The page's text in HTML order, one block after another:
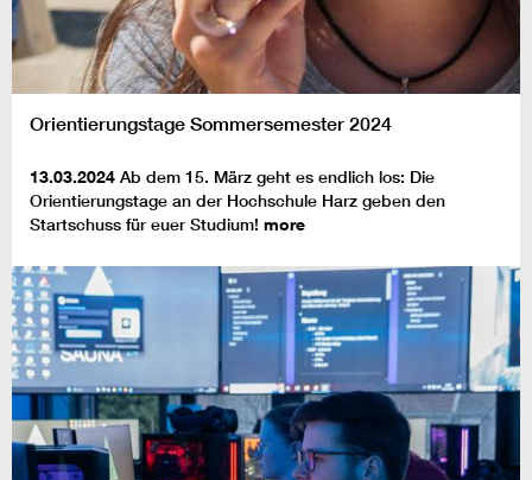
Orientierungstage Sommersemester 2024
13.03.2024 Ab dem 15. März geht es endlich los: Die
Orientierungstage an der Hochschule Harz geben den
Startschuss für euer Studium! more